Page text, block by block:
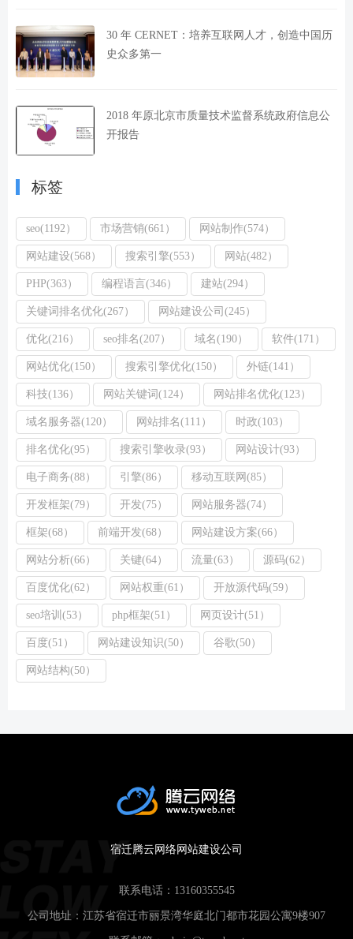
30 年 CERNET：培养互联网人才，创造中国历
史众多第一
2018 年原北京市质量技术监督系统政府信息公
开报告
标签
seo(1192） 市场营销(661） 网站制作(574）
网站建设(568） 搜索引擎(553） 网站(482）
PHP(363） 编程语言(346） 建站(294）
关键词排名优化(267） 网站建设公司(245）
优化(216） seo排名(207） 域名(190） 软件(171）
网站优化(150） 搜索引擎优化(150） 外链(141）
科技(136） 网站关键词(124） 网站排名优化(123）
域名服务器(120） 网站排名(111） 时政(103）
排名优化(95） 搜索引擎收录(93） 网站设计(93）
电子商务(88） 引擎(86） 移动互联网(85）
开发框架(79） 开发(75） 网站服务器(74）
框架(68） 前端开发(68） 网站建设方案(66）
网站分析(66） 关键(64） 流量(63） 源码(62）
百度优化(62） 网站权重(61） 开放源代码(59）
seo培训(53） php框架(51） 网页设计(51）
百度(51） 网站建设知识(50） 谷歌(50）
网站结构(50）
宿迁腾云网络网站建设公司
联系电话： 13160355545
公司地址：江苏省宿迁市丽景湾华庭北门都市花园公寓9楼907